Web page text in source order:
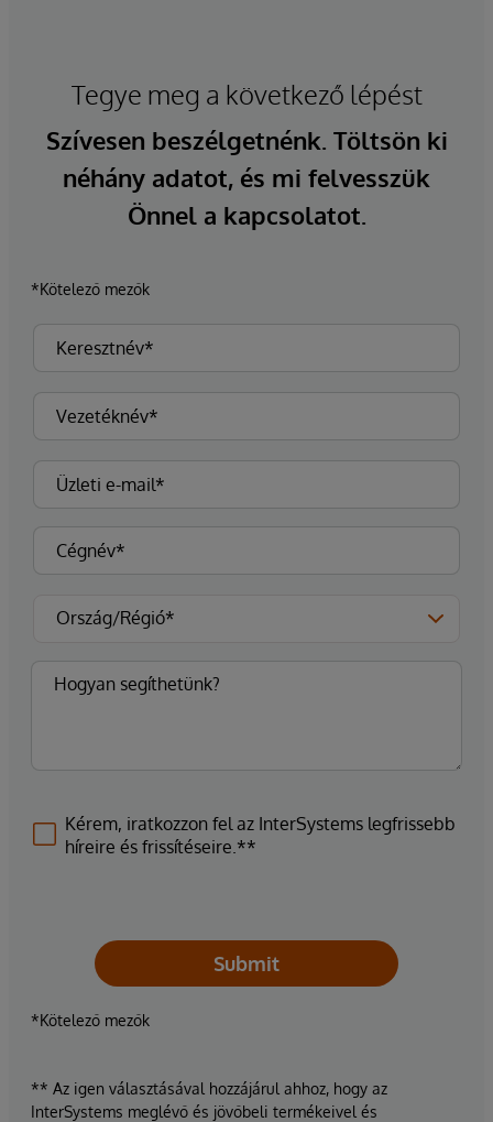
Tegye meg a következő lépést
Szívesen beszélgetnénk. Töltsön ki
néhány adatot, és mi felvesszük
Önnel a kapcsolatot.
*Kötelező mezők
Kérem, iratkozzon fel az InterSystems legfrissebb
híreire és frissítéseire.**
Submit
*Kötelező mezők
** Az igen választásával hozzájárul ahhoz, hogy az
InterSystems meglévő és jövőbeli termékeivel és